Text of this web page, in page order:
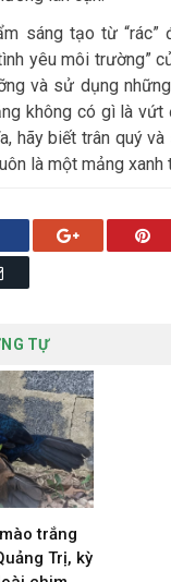
sáng tạo từ “rác”
yêu môi trường”
và sử dụng
không có gì là
hãy biết trân quý
là một mảng xanh
Google+
Email
TỰ
trắng
Trị, kỳ